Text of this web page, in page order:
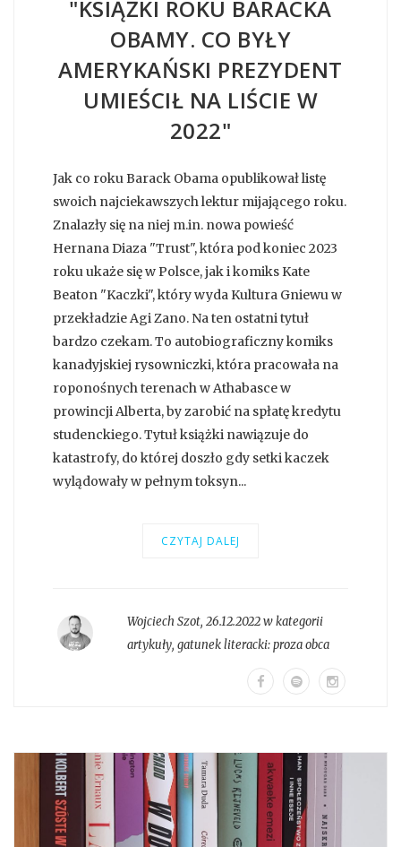
"KSIĄŻKI ROKU BARACKA
OBAMY. CO BYŁY
AMERYKAŃSKI PREZYDENT
UMIEŚCIŁ NA LIŚCIE W
2022"
Jak co roku Barack Obama opublikował listę
swoich najciekawszych lektur mijającego roku.
Znalazły się na niej m.in. nowa powieść
Hernana Diaza "Trust", która pod koniec 2023
roku ukaże się w Polsce, jak i komiks Kate
Beaton "Kaczki", który wyda Kultura Gniewu w
przekładzie Agi Zano. Na ten ostatni tytuł
bardzo czekam. To autobiograficzny komiks
kanadyjskiej rysowniczki, która pracowała na
roponośnych terenach w Athabasce w
prowincji Alberta, by zarobić na spłatę kredytu
studenckiego. Tytuł książki nawiązuje do
katastrofy, do której doszło gdy setki kaczek
wylądowały w pełnym toksyn...
CZYTAJ DALEJ
Wojciech Szot, 26.12.2022 w kategorii
artykuły, gatunek literacki:proza obca